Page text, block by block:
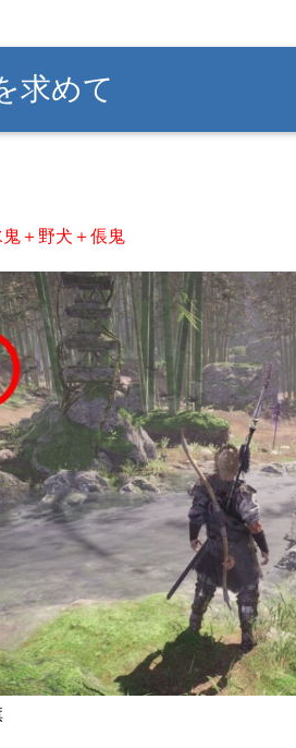
求めて
鬼＋野犬＋倀鬼